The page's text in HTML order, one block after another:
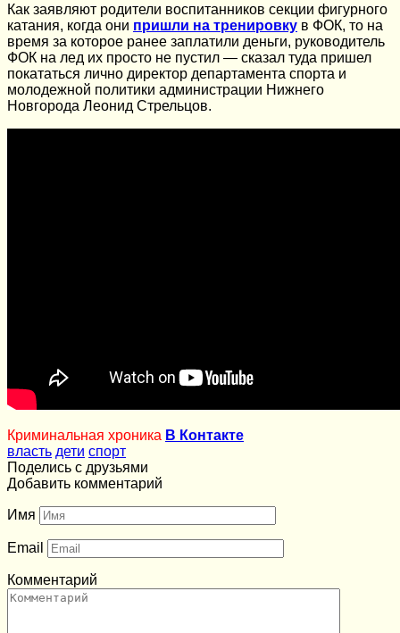
Как заявляют родители воспитанников секции фигурного
катания, когда они пришли на тренировку в ФОК, то на
время за которое ранее заплатили деньги, руководитель
ФОК на лед их просто не пустил — сказал туда пришел
покататься лично директор департамента спорта и
молодежной политики администрации Нижнего
Новгорода Леонид Стрельцов.
Криминальная хроника В Контакте
власть дети спорт
Поделись с друзьями
Добавить комментарий
Имя
Email
Комментарий